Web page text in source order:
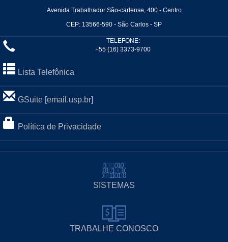
Avenida Trabalhador São-carlense, 400 - Centro
CEP: 13566-590 - São Carlos - SP
TELEFONE:
+55 (16) 3373-9700
Lista Telefônica
GSuite [email.usp.br]
Política de Privacidade
SISTEMAS
TRABALHE CONOSCO